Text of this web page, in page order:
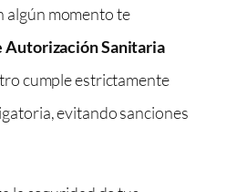
algún momento te
Autorización Sanitaria
cumple estrictamente
evitando sanciones